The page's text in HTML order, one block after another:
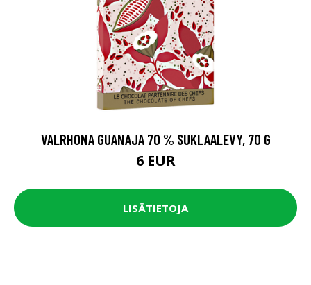
VALRHONA GUANAJA 70 % SUKLAALEVY, 70 G
6 EUR
LISÄTIETOJA